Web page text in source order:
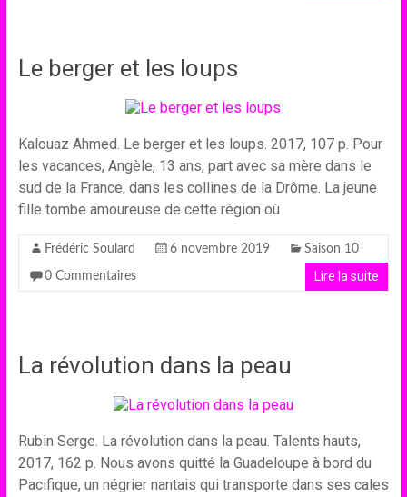
Le berger et les loups
Kalouaz Ahmed. Le berger et les loups. 2017, 107 p. Pour
les vacances, Angèle, 13 ans, part avec sa mère dans le
sud de la France, dans les collines de la Drôme. La jeune
fille tombe amoureuse de cette région où
Frédéric Soulard 6 novembre 2019 Saison 10
0 Commentaires Lire la suite
La révolution dans la peau
Rubin Serge. La révolution dans la peau. Talents hauts,
2017, 162 p. Nous avons quitté la Guadeloupe à bord du
Pacifique, un négrier nantais qui transporte dans ses cales